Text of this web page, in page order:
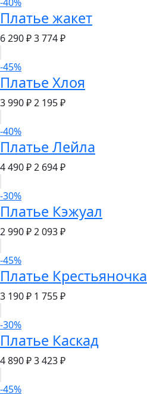
Платье жакет
6 290 ₽3 774 ₽
-45%
Платье Хлоя
3 990 ₽2 195 ₽
-40%
Платье Лейла
4 490 ₽2 694 ₽
-30%
Платье Кэжуал
2 990 ₽2 093 ₽
-45%
Платье Крестьяночка
3 190 ₽ 1 755 ₽
-30%
Платье Каскад
4 890 ₽3 423 ₽
-45%